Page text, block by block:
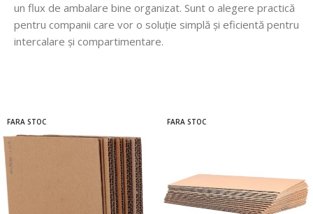
un flux de ambalare bine organizat. Sunt o alegere practică
pentru companii care vor o soluție simplă și eficientă pentru
intercalare și compartimentare.
FARA STOC FARA STOC